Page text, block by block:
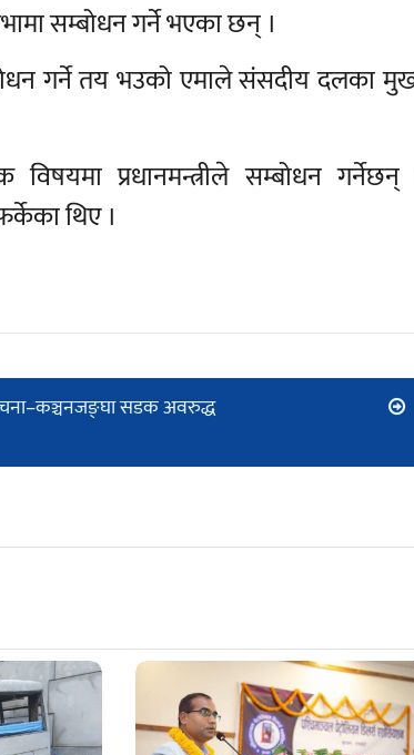
सम्बोधन गर्ने भएका छन् ।
गर्ने तय भउको एमाले संसदीय दलका
प्रधानमन्त्रीले सम्बोधन गर्नेछन्
थिए ।
सडक अवरुद्ध